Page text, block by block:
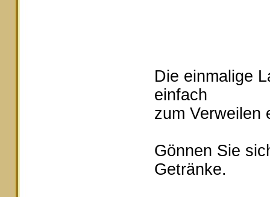
Die einmalige
einfach
zum Verweilen
Gönnen Sie
Getränke.